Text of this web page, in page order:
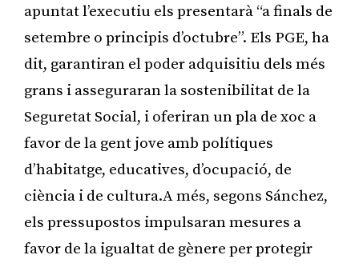
apuntat l’executiu els presentarà “a finals de
setembre o principis d’octubre”. Els PGE, ha
dit, garantiran el poder adquisitiu dels més
grans i asseguraran la sostenibilitat de la
Seguretat Social, i oferiran un pla de xoc a
favor de la gent jove amb polítiques
d’habitatge, educatives, d’ocupació, de
ciència i de cultura.A més, segons Sánchez,
els pressupostos impulsaran mesures a
favor de la igualtat de gènere per protegir